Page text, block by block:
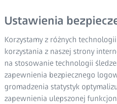
Ustawienia
Korzystamy z różnych
korzystania z naszej strony
na stosowanie technologii
zapewnienia bezpiecznego
gromadzenia statystyk
zapewnienia ulepszonej